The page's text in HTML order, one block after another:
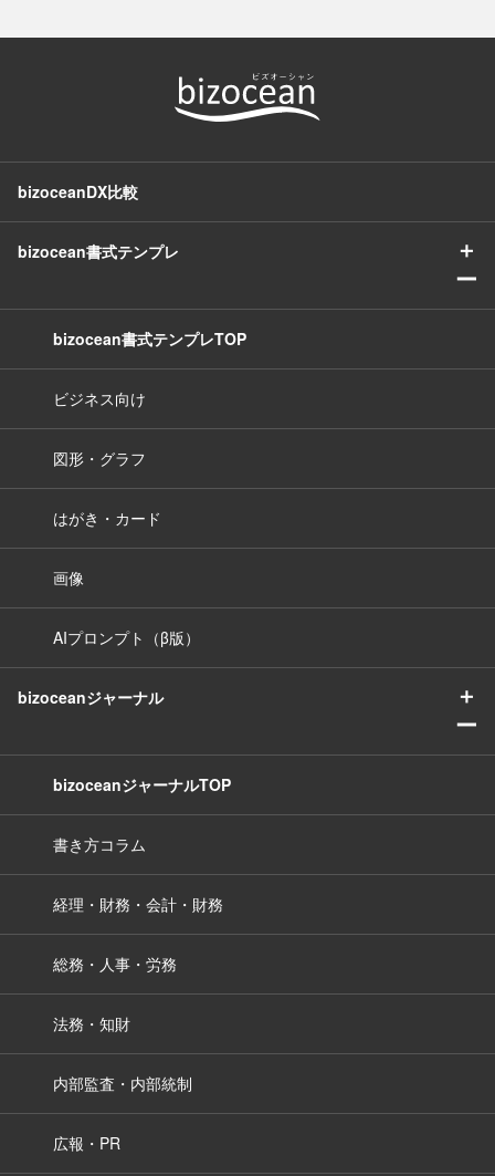
bizoceanDX比較
bizocean書式テンプレ
＋
ー
bizocean書式テンプレTOP
ビジネス向け
図形・グラフ
はがき・カード
画像
AIプロンプト（β版）
bizoceanジャーナル
＋
ー
bizoceanジャーナルTOP
書き方コラム
経理・財務・会計・財務
総務・人事・労務
法務・知財
内部監査・内部統制
広報・PR